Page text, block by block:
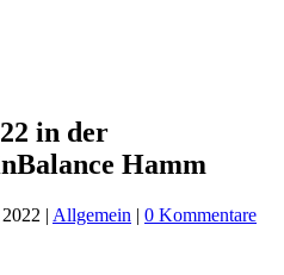
in der
Hamm
| Allgemein | 0 Kommentare